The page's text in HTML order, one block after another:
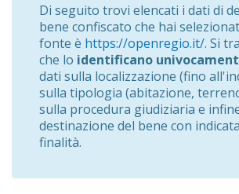
Di seguito trovi elencati i dati di
bene confiscato che hai
fonte è https://openregio.it/. Si
che lo identificano
dati sulla localizzazione (fino
sulla tipologia (abitazione,
sulla procedura giudiziaria e
destinazione del bene con
finalità.